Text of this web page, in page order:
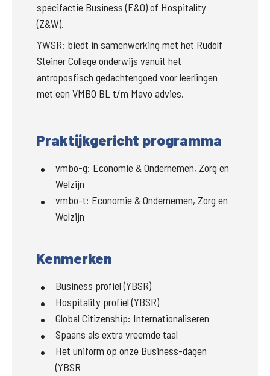
specifactie Business (E&O) of Hospitality
(Z&W).
YWSR: biedt in samenwerking met het Rudolf
Steiner College onderwijs vanuit het
antroposfisch gedachtengoed voor leerlingen
met een VMBO BL t/m Mavo advies.
Praktijkgericht programma
vmbo-g: Economie & Ondernemen, Zorg en
Welzijn
vmbo-t: Economie & Ondernemen, Zorg en
Welzijn
Kenmerken
Business profiel (YBSR)
Hospitality profiel (YBSR)
Global Citizenship: Internationaliseren
Spaans als extra vreemde taal
Het uniform op onze Business-dagen
(YBSR